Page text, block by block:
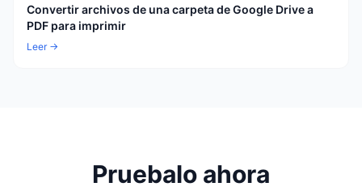
Convertir archivos de una carpeta de Google Drive a
PDF para imprimir
Leer →
Pruebalo ahora